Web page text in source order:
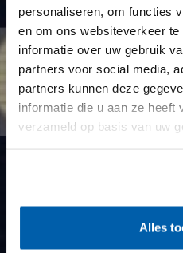
personaliseren, om functies
en om ons websiteverkeer
informatie over uw gebruik
partners voor social media,
partners kunnen deze
informatie die u aan ze heeft
verzameld op basis van uw
Alles